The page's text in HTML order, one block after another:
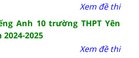
Xem đề thi
Anh 10 trường THPT Yên
2025
Xem đề thi